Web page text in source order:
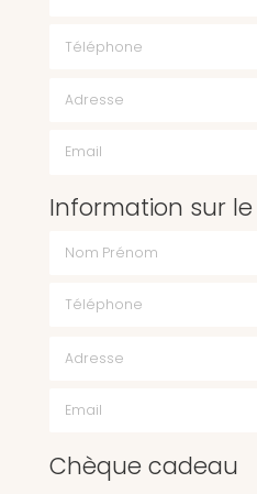
Information sur
Chèque cadeau